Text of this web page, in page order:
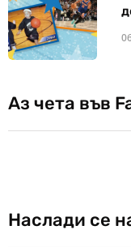
Аз чета във
Наслади се